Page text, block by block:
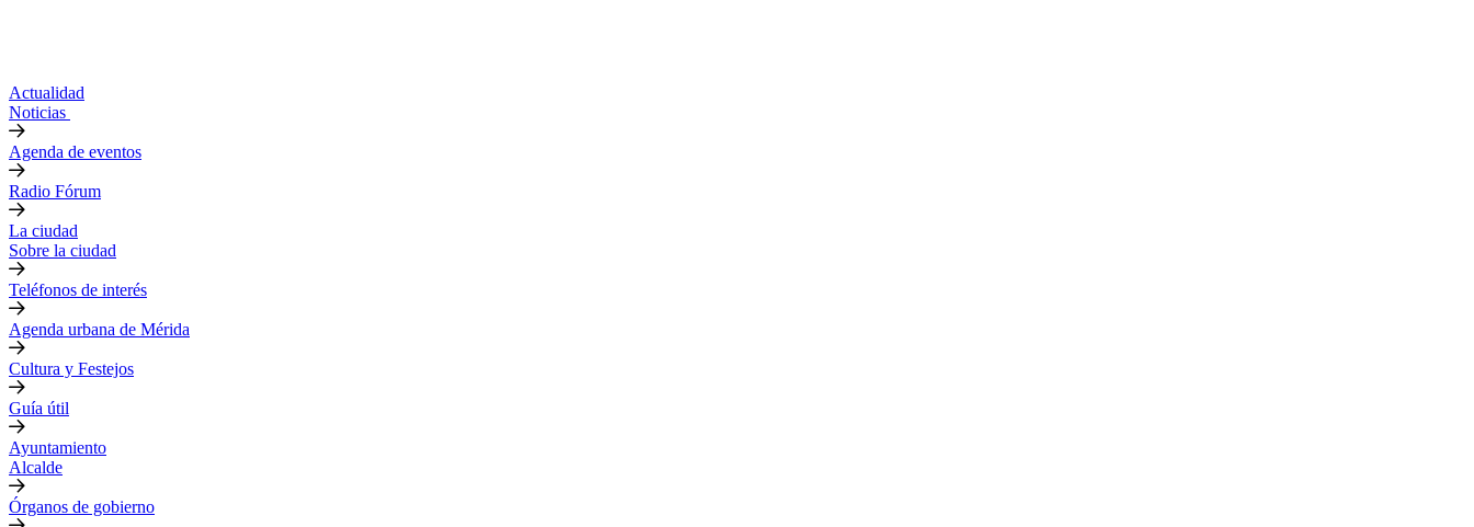
Actualidad
Noticias
Agenda de eventos
Radio Fórum
La ciudad
Sobre la ciudad
Teléfonos de interés
Agenda urbana de Mérida
Cultura y Festejos
Guía útil
Ayuntamiento
Alcalde
Órganos de gobierno